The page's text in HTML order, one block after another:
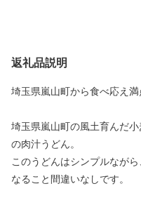
返礼品説明
埼玉県嵐山町から食べ応え満
埼玉県嵐山町の風土育んだ
の肉汁うどん。
このうどんはシンプルなが
なること間違いなしです。